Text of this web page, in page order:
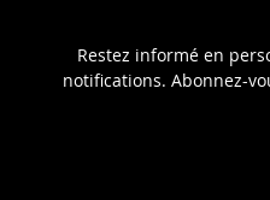
Restez informé en
notifications. Abonnez-